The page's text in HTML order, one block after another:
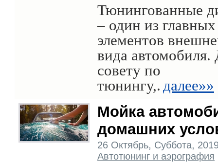
Тюнингованные
– один из главных
элементов
вида автомобиля.
совету по
тюнингу,. далее»»
Мойка
домашних
26 Октябрь, Суббота,
Автотюнинг и аэрография